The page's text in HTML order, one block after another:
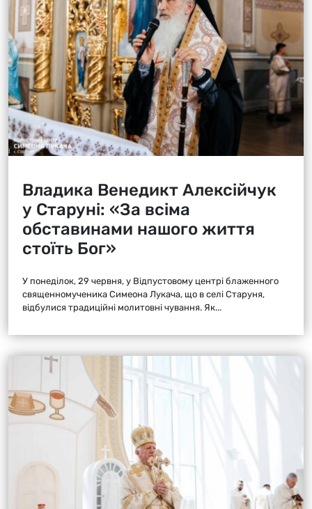
Владика Венедикт Алексійчук
у Старуні: «За всіма
обставинами нашого життя
стоїть Бог»
У понеділок, 29 червня, у Відпустовому центрі блаженного
священномученика Симеона Лукача, що в селі Старуня,
відбулися традиційні молитовні чування. Як...